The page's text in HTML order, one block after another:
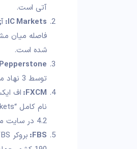
آتی است.
IC Markets:
فاصله میان
شده است.
Pepperstone:
توسط 3 نهاد معتبر مالی رگوله شده است.
FXCM:
4.2 در سایت معتبر تراست پایلت [501 کاربر] است.
FBS: